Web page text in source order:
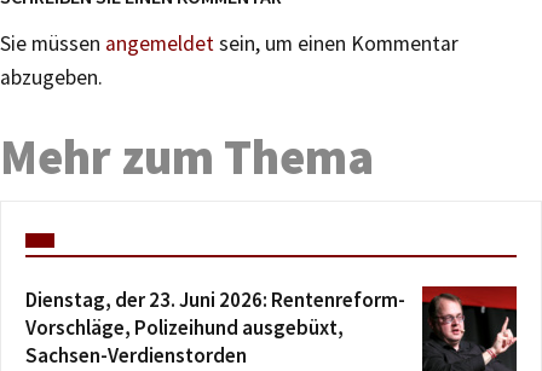
Sie müssen angemeldetsein, um einen Kommentar
abzugeben.
Mehr zum Thema
Dienstag, der 23. Juni 2026: Rentenreform-
Vorschläge, Polizeihund ausgebüxt,
Sachsen-Verdienstorden